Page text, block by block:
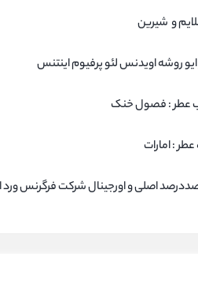
و شیرین
روشه اویدنس لئو پرفیوم اینتنس
عطر : فصول خنک
: امارات
اصلی و اورجینال شرکت فرگرنس ورد